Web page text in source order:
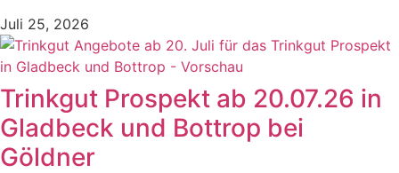
Juli 25, 2026
Trinkgut Prospekt ab 20.07.26 in
Gladbeck und Bottrop bei
Göldner